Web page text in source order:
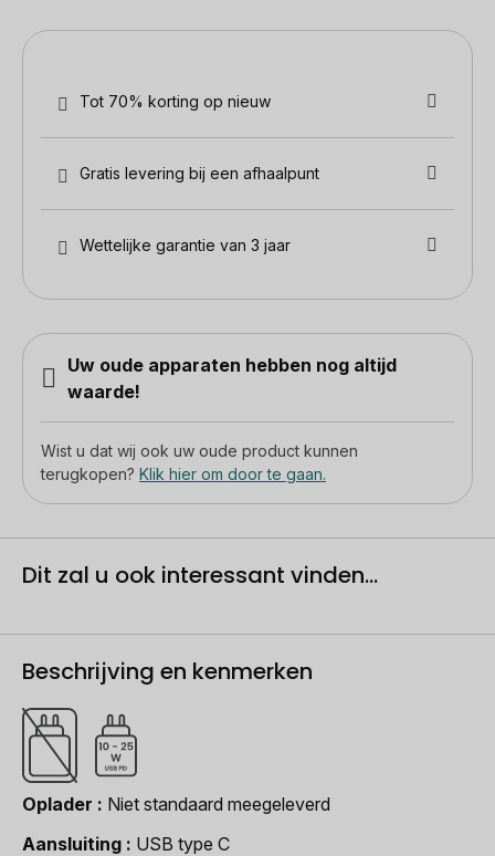
Tot 70% korting op nieuw
Gratis levering bij een afhaalpunt
Wettelijke garantie van 3 jaar
Uw oude apparaten hebben nog altijd
waarde!
Wist u dat wij ook uw oude product kunnen
terugkopen? Klik hier om door te gaan.
Dit zal u ook interessant vinden...
Beschrijving en kenmerken
Oplader
Niet standaard meegeleverd
Aansluiting
USB type C